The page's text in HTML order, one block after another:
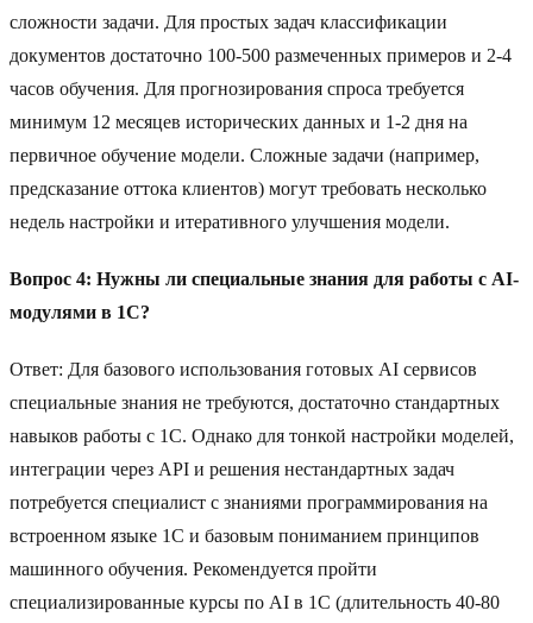
сложности задачи. Для простых задач классификации
документов достаточно 100-500 размеченных примеров и 2-4
часов обучения. Для прогнозирования спроса требуется
минимум 12 месяцев исторических данных и 1-2 дня на
первичное обучение модели. Сложные задачи (например,
предсказание оттока клиентов) могут требовать несколько
недель настройки и итеративного улучшения модели.
Вопрос 4: Нужны ли специальные знания для работы с AI-
модулями в 1C?
Ответ: Для базового использования готовых AI сервисов
специальные знания не требуются, достаточно стандартных
навыков работы с 1C. Однако для тонкой настройки моделей,
интеграции через API и решения нестандартных задач
потребуется специалист с знаниями программирования на
встроенном языке 1C и базовым пониманием принципов
машинного обучения. Рекомендуется пройти
специализированные курсы по AI в 1C (длительность 40-80